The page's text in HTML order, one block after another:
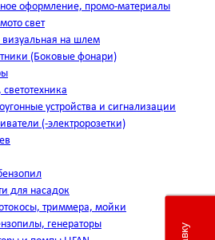
оформление, промо-материалы
свет
на шлем
(Боковые фонари)
светотехника
устройства и сигнализации
(-электророзетки)
для насадок
триммера, мойки
генераторы